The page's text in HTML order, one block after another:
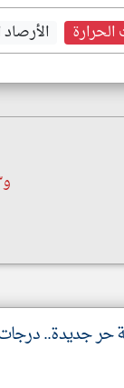
و٣مقالات مشابهة من مصادر أخرى
درجات الحرارة